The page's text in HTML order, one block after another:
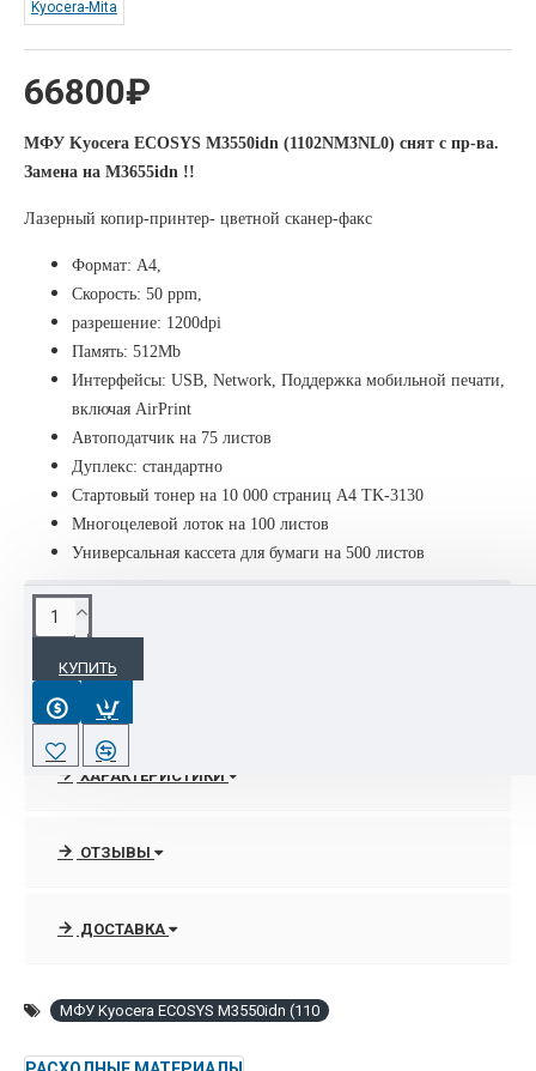
66800₽
Kyocera-Mita
МФУ Kyocera ECOSYS M3550idn (1102NM3NL0) снят с пр-ва.
Замена на M3655idn !!
Лазерный копир-принтер- цветной сканер-факс
Формат: А4,
Скорость: 50 ppm,
разрешение: 1200dpi
Память: 512Mb
Интерфейсы: USB, Network, Поддержка мобильной печати,
включая AirPrint
Автоподатчик на 75 листов
Дуплекс: стандартно
Стартовый тонер на 10 000 страниц A4 TK-3130
Многоцелевой лоток на 100 листов
Универсальная кассета для бумаги на 500 листов
КУПИТЬ
ОПИСАНИЕ
Интернет-магазин Оргтехполи - оптовая и розничная
продажа лазерных принтеров, МФУ, опций, расходных
материалов, ремкомплектов и запчастей Kyocera.
В нашем интернет-магазине orgtehpoly.com можно купить
сравнить цены на оригинальны и совместимые тонер-
ХАРАКТЕРИСТИКИ
ОТЗЫВЫ
ДОСТАВКА
МФУ Kyocera ECOSYS M3550idn (110